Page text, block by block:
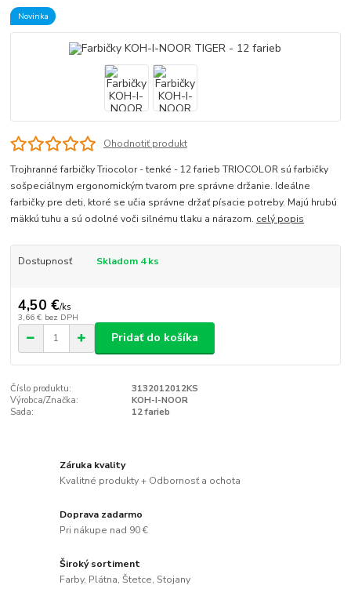
Novinka
Ohodnotiť produkt
Trojhranné farbičky Triocolor - tenké - 12 farieb TRIOCOLOR sú farbičky
sošpeciálnym ergonomickým tvarom pre správne držanie. Ideálne
farbičky pre deti, ktoré se učia správne držať písacie potreby. Majú hrubú
mäkkú tuhu a sú odolné voči silnému tlaku a nárazom. celý popis
Dostupnosť Skladom 4 ks
4,50 €/ks
3,66 € bez DPH
Pridať do košíka
Číslo produktu:
3132012012KS
Výrobca/Značka:
KOH-I-NOOR
Sada:
12 farieb
Záruka kvality
Kvalitné produkty + Odbornosť a ochota
Doprava zadarmo
Pri nákupe nad 90 €
Široký sortiment
Farby, Plátna, Štetce, Stojany